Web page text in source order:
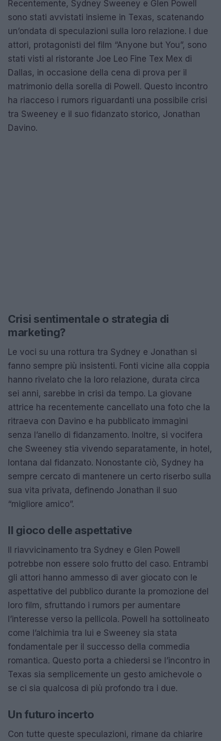
Recentemente, Sydney Sweeney e Glen Powell
sono stati avvistati insieme in Texas, scatenando
un’ondata di speculazioni sulla loro relazione. I due
attori, protagonisti del film “Anyone but You”, sono
stati visti al ristorante Joe Leo Fine Tex Mex di
Dallas, in occasione della cena di prova per il
matrimonio della sorella di Powell. Questo incontro
ha riacceso i rumors riguardanti una possibile crisi
tra Sweeney e il suo fidanzato storico, Jonathan
Davino.
Crisi sentimentale o strategia di
marketing?
Le voci su una rottura tra Sydney e Jonathan si
fanno sempre più insistenti. Fonti vicine alla coppia
hanno rivelato che la loro relazione, durata circa
sei anni, sarebbe in crisi da tempo. La giovane
attrice ha recentemente cancellato una foto che la
ritraeva con Davino e ha pubblicato immagini
senza l’anello di fidanzamento. Inoltre, si vocifera
che Sweeney stia vivendo separatamente, in hotel,
lontana dal fidanzato. Nonostante ciò, Sydney ha
sempre cercato di mantenere un certo riserbo sulla
sua vita privata, definendo Jonathan il suo
“migliore amico”.
Il gioco delle aspettative
Il riavvicinamento tra Sydney e Glen Powell
potrebbe non essere solo frutto del caso. Entrambi
gli attori hanno ammesso di aver giocato con le
aspettative del pubblico durante la promozione del
loro film, sfruttando i rumors per aumentare
l’interesse verso la pellicola. Powell ha sottolineato
come l’alchimia tra lui e Sweeney sia stata
fondamentale per il successo della commedia
romantica. Questo porta a chiedersi se l’incontro in
Texas sia semplicemente un gesto amichevole o
se ci sia qualcosa di più profondo tra i due.
Un futuro incerto
Con tutte queste speculazioni, rimane da chiarire